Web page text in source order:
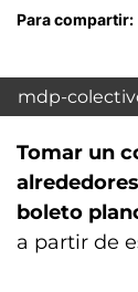
Para compartir:
mdp-
Tomar un
boleto
a partir de